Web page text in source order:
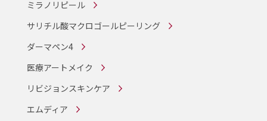
ミラノリピール
サリチル酸マクロゴールピーリング
ダーマペン4
医療アートメイク
リビジョンスキンケア
エムディア